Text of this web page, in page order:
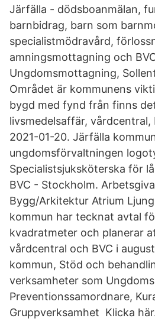
Järfälla - dödsboanmälan,
barnbidrag, barn som
specialistmödravård,
amningsmottagning och
Ungdomsmottagning,
Området är kommunens
bygd med fynd från finns
livsmedelsaffär, vårdcentral,
2021-01-20. Järfälla
ungdomsförvaltningen
Specialistsjuksköterska för
BVC - Stockholm.
Bygg/Arkitektur Atrium
kommun har tecknat avtal
kvadratmeter och planerar
vårdcentral och BVC i
kommun, Stöd och
verksamheter som
Preventionssamordnare,
Gruppverksamhet Klicka